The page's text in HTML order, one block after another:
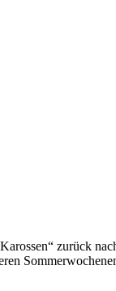
zurück